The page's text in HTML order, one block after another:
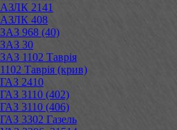
АЗЛК 2141
АЗЛК 408
ЗАЗ 968 (40)
ЗАЗ 30
ЗАЗ 1102 Таврія
1102 Таврія (крив)
ГАЗ 2410
ГАЗ 3110 (402)
ГАЗ 3110 (406)
ГАЗ 3302 Газель